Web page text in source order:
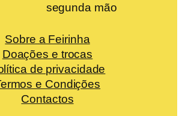
segunda mão
Sobre a Feirinha
Doações e trocas
de privacidade
e Condições
Contactos